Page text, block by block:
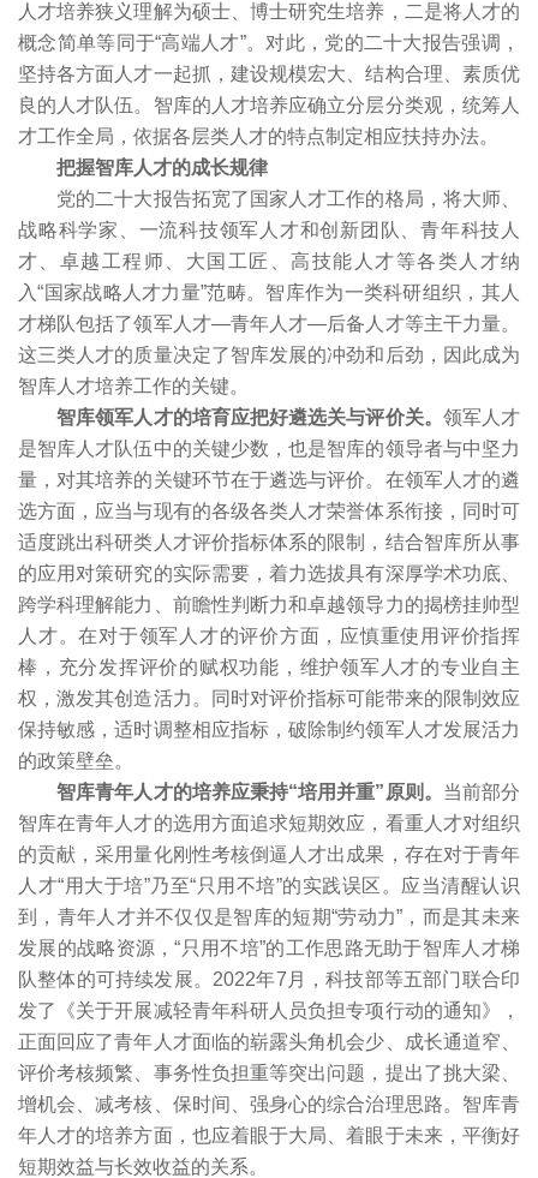
人才培养狭义理解为硕士、博士研究生培养，二是将人才的
概念简单等同于“高端人才”。对此，党的二十大报告强调，
坚持各方面人才一起抓，建设规模宏大、结构合理、素质优
良的人才队伍。智库的人才培养应确立分层分类观，统筹人
才工作全局，依据各层类人才的特点制定相应扶持办法。
把握智库人才的成长规律
党的二十大报告拓宽了国家人才工作的格局，将大师、
战略科学家、一流科技领军人才和创新团队、青年科技人
才、卓越工程师、大国工匠、高技能人才等各类人才纳
入“国家战略人才力量”范畴。智库作为一类科研组织，其人
才梯队包括了领军人才—青年人才—后备人才等主干力量。
这三类人才的质量决定了智库发展的冲劲和后劲，因此成为
智库人才培养工作的关键。
智库领军人才的培育应把好遴选关与评价关。 领军人才
是智库人才队伍中的关键少数，也是智库的领导者与中坚力
量，对其培养的关键环节在于遴选与评价。在领军人才的遴
选方面，应当与现有的各级各类人才荣誉体系衔接，同时可
适度跳出科研类人才评价指标体系的限制，结合智库所从事
的应用对策研究的实际需要，着力选拔具有深厚学术功底、
跨学科理解能力、前瞻性判断力和卓越领导力的揭榜挂帅型
人才。在对于领军人才的评价方面，应慎重使用评价指挥
棒，充分发挥评价的赋权功能，维护领军人才的专业自主
权，激发其创造活力。同时对评价指标可能带来的限制效应
保持敏感，适时调整相应指标，破除制约领军人才发展活力
的政策壁垒。
智库青年人才的培养应秉持“培用并重”原则 。 当前部分
智库在青年人才的选用方面追求短期效应，看重人才对组织
的贡献，采用量化刚性考核倒逼人才出成果，存在对于青年
人才“用大于培”乃至“只用不培”的实践误区。应当清醒认识
到，青年人才并不仅仅是智库的短期“劳动力”，而是其未来
发展的战略资源，“只用不培”的工作思路无助于智库人才梯
队整体的可持续发展。2022年7月，科技部等五部门联合印
发了《关于开展减轻青年科研人员负担专项行动的通知》，
正面回应了青年人才面临的崭露头角机会少、成长通道窄、
评价考核频繁、事务性负担重等突出问题，提出了挑大梁、
增机会、减考核、保时间、强身心的综合治理思路。智库青
年人才的培养方面，也应着眼于大局、着眼于未来，平衡好
短期效益与长效收益的关系。